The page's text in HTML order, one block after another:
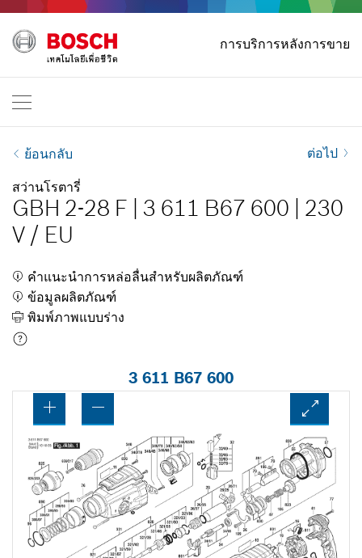
การบริการหลังการขาย
หน้าหลัก
Bosch Professional
EN | English
ย้อนกลับ ต่อไป
สว่านโรตารี่
GBH 2-28 F 3 611 B67 600 230
V / EU
คำแนะนำการหล่อลื่นสำหรับผลิตภัณฑ์
ข้อมูลผลิตภัณฑ์
พิมพ์ภาพแบบร่าง
3 611 B67 600